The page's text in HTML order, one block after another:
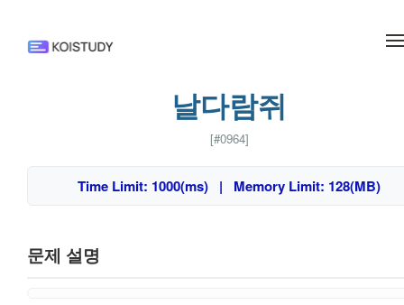
날다람쥐
[#0964]
Time Limit: 1000(ms) | Memory Limit: 128(MB)
문제 설명